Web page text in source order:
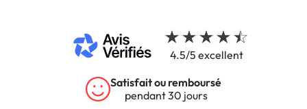
4.5/5 excellent
Satisfait ou remboursé
pendant 30 jours